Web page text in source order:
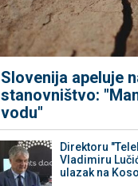
Slovenija apeluje
stanovništvo:
vodu"
Direktoru
Vladimiru
ulazak na